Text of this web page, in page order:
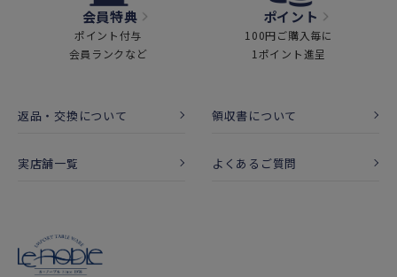
会員特典
ポイント付与
会員ランクなど
ポイント
100円ご購入毎に
1ポイント進呈
返品・交換について 領収書について
実店舗一覧 よくあるご質問